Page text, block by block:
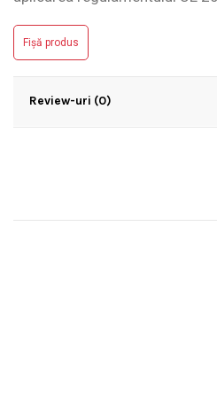
Fișă produs
Review-uri (0)